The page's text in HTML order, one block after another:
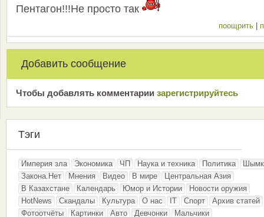
Пентагон!!!Не просто так
поощрить
Добавить сообщение
Чтобы добавлять комментарии зарeгиcтрирyйтeсь
Тэги
Империя зла Экономика ЧП Наука и техника Политика
Закона.Нет
Мнения Видео В мире
Центральная Азия
В Казахстане
Календарь Юмор и Истории
Новости оружия
HotNews
Скандалы Культура О нас IT Спорт
Архив статей
Фотоотчёты
Картинки Авто Девчонки
Мальчики